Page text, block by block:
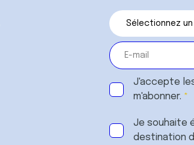
J'accepte
m'abonner.
Je souhaite
destination